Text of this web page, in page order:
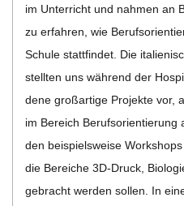
im Unter­richt und nah­men an
zu erfah­ren, wie
Schule statt­fin­det. Die
stell­ten uns wäh­rend der
dene groß­ar­tige Pro­jekte vor,
im Bereich
den bei­spiels­weise
die Berei­che 3D-Druck,
gebracht wer­den sol­len. In